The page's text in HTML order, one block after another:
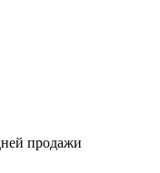
продажи